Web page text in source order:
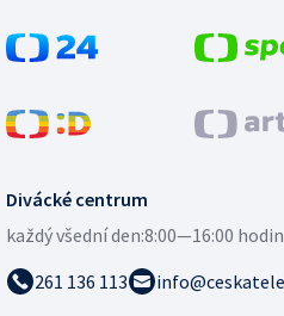
Divácké centrum
každý všední den:8:00—16:00 hodin
261 136 113